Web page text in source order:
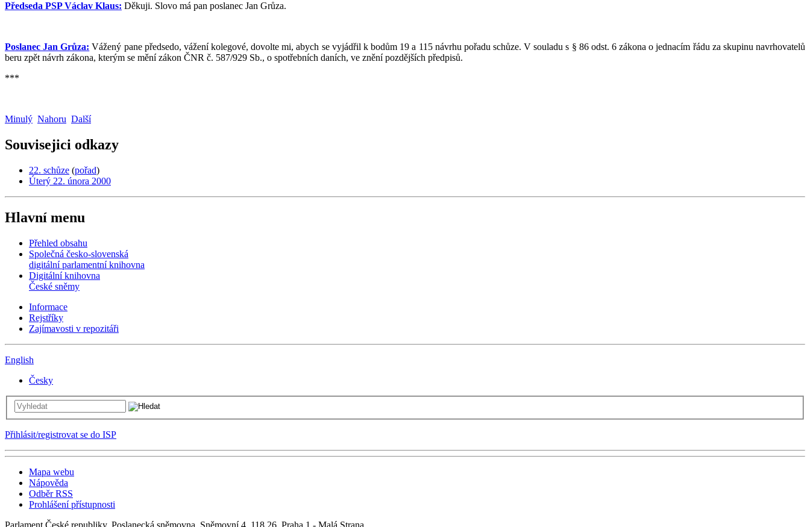
Předseda PSP Václav Klaus: Děkuji. Slovo má pan poslanec Jan Grůza.
Poslanec Jan Grůza: Vážený pane předsedo, vážení kolegové, dovolte mi, abych se vyjádřil k bodům 19 a 115 návrhu pořadu schůze. V souladu s § 86 odst. 6 zákona o jednacím řádu za skupinu navrhovatelů
beru zpět návrh zákona, kterým se mění zákon ČNR č. 587/929 Sb., o spotřebních daních, ve znění pozdějších předpisů.
***
Minulý Nahoru Další
Souvisejici odkazy
22. schůze (pořad)
Úterý 22. února 2000
Hlavní menu
Přehled obsahu
Společná česko-slovenská
digitální parlamentní knihovna
Digitální knihovna
České sněmy
Informace
Rejstříky
Zajímavosti v repozitáři
English
Česky
Přihlásit/registrovat se do ISP
Mapa webu
Nápověda
Odběr RSS
Prohlášení přístupnosti